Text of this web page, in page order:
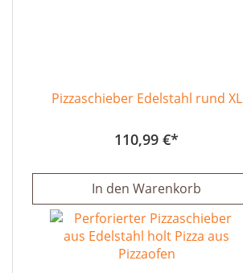
Pizzaschieber Edelstahl rund XL
110,99 €
In den Warenkorb